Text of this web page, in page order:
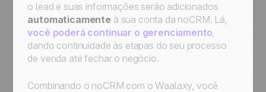
o lead e suas informações serão adicionados
automaticamente à sua conta da noCRM. Lá,
você poderá continuar o gerenciamento,
dando continuidade às etapas do seu processo
de venda até fechar o negócio.
Combinando o noCRM com o Waalaxy, você